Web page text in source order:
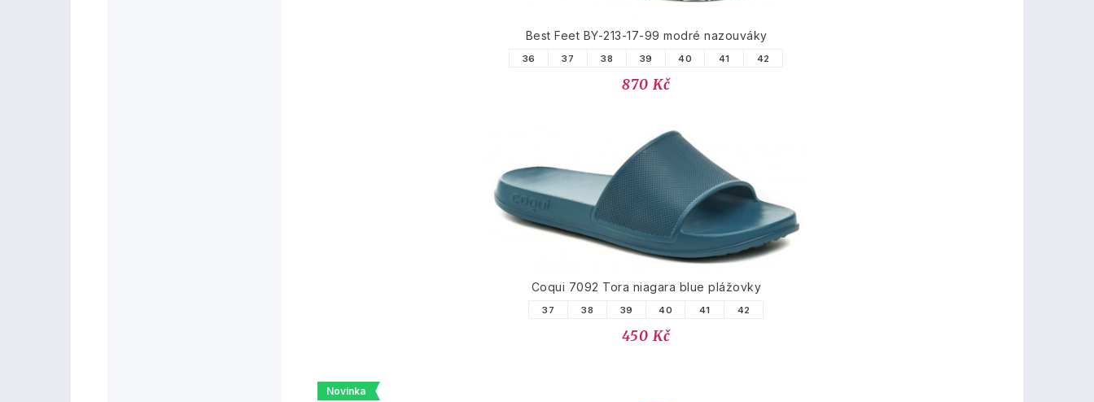
Best Feet BY-213-17-99 modré nazouváky
36 37 38 39 40 41 42
870 Kč
Coqui 7092 Tora niagara blue plážovky
37 38 39 40 41 42
450 Kč
Novinka